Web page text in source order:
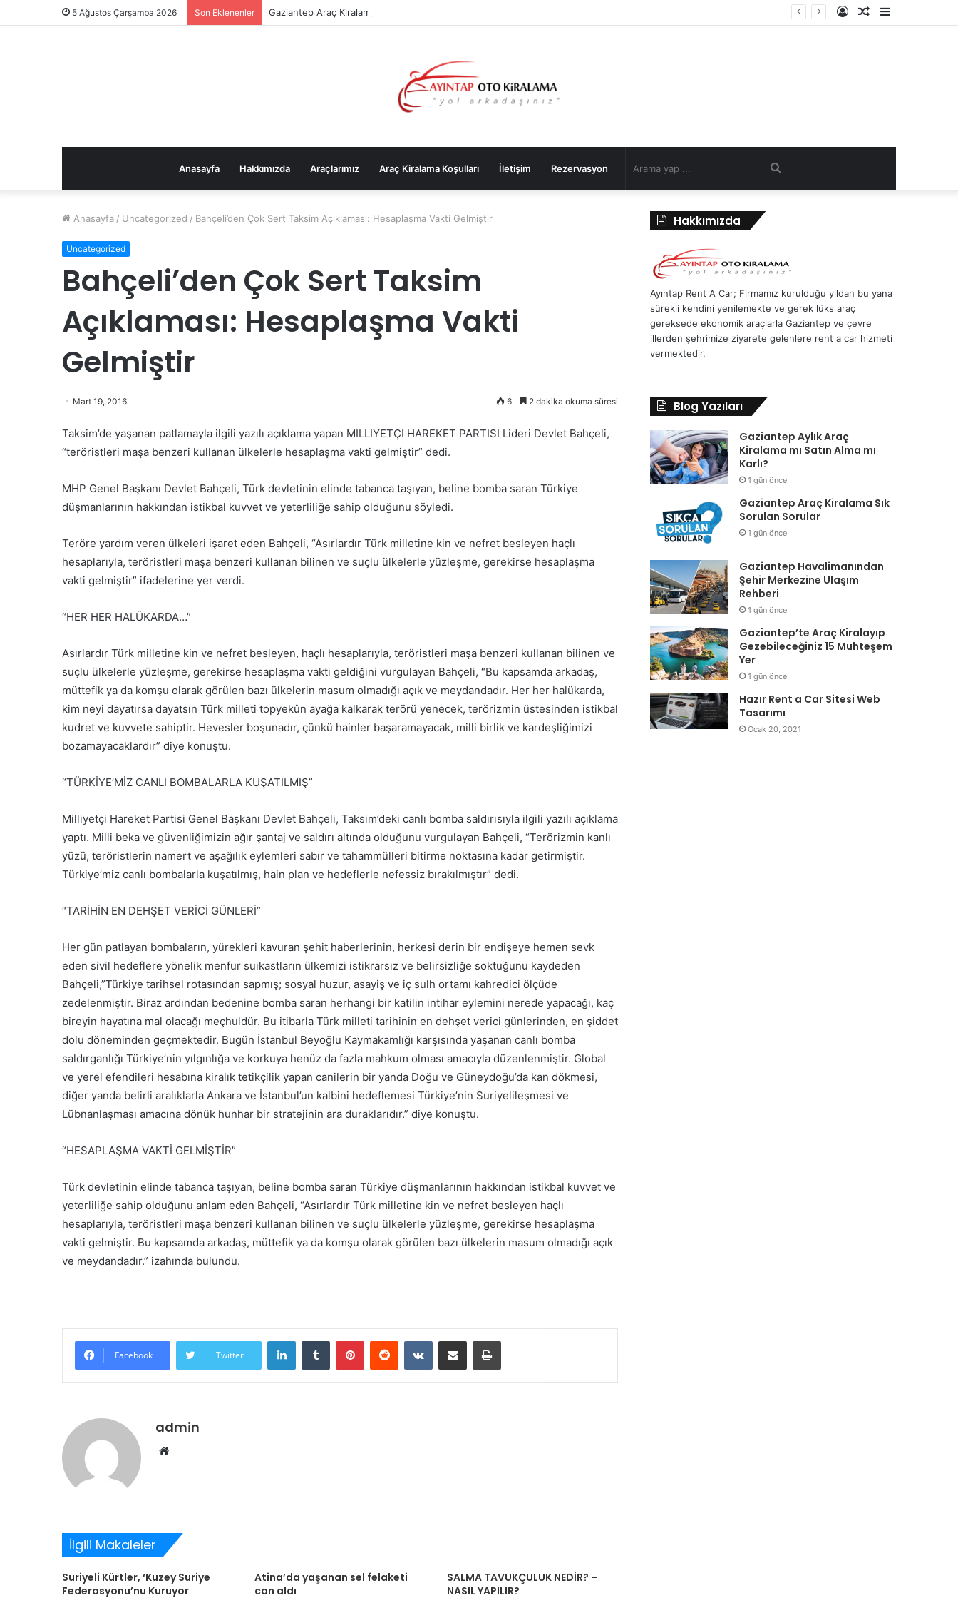
5 Ağustos Çarşamba 2026 Son Eklenenler Gaziantep Araç Kiralama Sık Sorulan Sorular
Kenar
Rastgele
Kayıt
Anasayfa Hakkımızda Araçlarımız Araç Kiralama Koşulları İletişim Rezervasyon Arama
Anasayfa / Uncategorized / Bahçeli’den Çok Sert Taksim Açıklaması: Hesaplaşma Vakti Gelmiştir
Uncategorized
Bahçeli’den Çok Sert Taksim
Açıklaması: Hesaplaşma Vakti
Gelmiştir
Mart 19, 2016 6 2 dakika okuma süresi
Taksim’de yaşanan patlamayla ilgili yazılı açıklama yapan MILLIYETÇI HAREKET PARTISI Lideri Devlet Bahçeli,
“teröristleri maşa benzeri kullanan ülkelerle hesaplaşma vakti gelmiştir” dedi.
MHP Genel Başkanı Devlet Bahçeli, Türk devletinin elinde tabanca taşıyan, beline bomba saran Türkiye
düşmanlarının hakkından istikbal kuvvet ve yeterliliğe sahip olduğunu söyledi.
Teröre yardım veren ülkeleri işaret eden Bahçeli, “Asırlardır Türk milletine kin ve nefret besleyen haçlı
hesaplarıyla, teröristleri maşa benzeri kullanan bilinen ve suçlu ülkelerle yüzleşme, gerekirse hesaplaşma
vakti gelmiştir” ifadelerine yer verdi.
“HER HER HALÜKARDA…”
Asırlardır Türk milletine kin ve nefret besleyen, haçlı hesaplarıyla, teröristleri maşa benzeri kullanan bilinen ve
suçlu ülkelerle yüzleşme, gerekirse hesaplaşma vakti geldiğini vurgulayan Bahçeli, “Bu kapsamda arkadaş,
müttefik ya da komşu olarak görülen bazı ülkelerin masum olmadığı açık ve meydandadır. Her her halükarda,
kim neyi dayatırsa dayatsın Türk milleti topyekûn ayağa kalkarak terörü yenecek, terörizmin üstesinden istikbal
kudret ve kuvvete sahiptir. Hevesler boşunadır, çünkü hainler başaramayacak, milli birlik ve kardeşliğimizi
bozamayacaklardır” diye konuştu.
“TÜRKİYE’MİZ CANLI BOMBALARLA KUŞATILMIŞ”
Milliyetçi Hareket Partisi Genel Başkanı Devlet Bahçeli, Taksim’deki canlı bomba saldırısıyla ilgili yazılı açıklama
yaptı. Milli beka ve güvenliğimizin ağır şantaj ve saldırı altında olduğunu vurgulayan Bahçeli, “Terörizmin kanlı
yüzü, teröristlerin namert ve aşağılık eylemleri sabır ve tahammülleri bitirme noktasına kadar getirmiştir.
Türkiye’miz canlı bombalarla kuşatılmış, hain plan ve hedeflerle nefessiz bırakılmıştır” dedi.
“TARİHİN EN DEHŞET VERİCİ GÜNLERİ”
Her gün patlayan bombaların, yürekleri kavuran şehit haberlerinin, herkesi derin bir endişeye hemen sevk
eden sivil hedeflere yönelik menfur suikastların ülkemizi istikrarsız ve belirsizliğe soktuğunu kaydeden
Bahçeli,”Türkiye tarihsel rotasından sapmış; sosyal huzur, asayiş ve iç sulh ortamı kahredici ölçüde
zedelenmiştir. Biraz ardından bedenine bomba saran herhangi bir katilin intihar eylemini nerede yapacağı, kaç
bireyin hayatına mal olacağı meçhuldür. Bu itibarla Türk milleti tarihinin en dehşet verici günlerinden, en şiddet
dolu döneminden geçmektedir. Bugün İstanbul Beyoğlu Kaymakamlığı karşısında yaşanan canlı bomba
saldırganlığı Türkiye’nin yılgınlığa ve korkuya henüz da fazla mahkum olması amacıyla düzenlenmiştir. Global
ve yerel efendileri hesabına kiralık tetikçilik yapan canilerin bir yanda Doğu ve Güneydoğu’da kan dökmesi,
diğer yanda belirli aralıklarla Ankara ve İstanbul’un kalbini hedeflemesi Türkiye’nin Suriyelileşmesi ve
Lübnanlaşması amacına dönük hunhar bir stratejinin ara duraklarıdır.” diye konuştu.
“HESAPLAŞMA VAKTİ GELMİŞTİR”
Türk devletinin elinde tabanca taşıyan, beline bomba saran Türkiye düşmanlarının hakkından istikbal kuvvet ve
yeterliliğe sahip olduğunu anlam eden Bahçeli, “Asırlardır Türk milletine kin ve nefret besleyen haçlı
hesaplarıyla, teröristleri maşa benzeri kullanan bilinen ve suçlu ülkelerle yüzleşme, gerekirse hesaplaşma
vakti gelmiştir. Bu kapsamda arkadaş, müttefik ya da komşu olarak görülen bazı ülkelerin masum olmadığı açık
ve meydandadır.” izahında bulundu.
Facebook Twitter
LinkedInTumblr PinterestReddit VKontakteE-Posta ile paylaş Yazdır
admin
Web
İlgili Makaleler
Suriyeli Kürtler, ‘Kuzey Suriye
Federasyonu’nu Kuruyor
Atina’da yaşanan sel felaketi
can aldı
SALMA TAVUKÇULUK NEDİR? –
NASIL YAPILIR?
Hakkımızda
Ayıntap Rent A Car; Firmamız kurulduğu yıldan bu yana
sürekli kendini yenilemekte ve gerek lüks araç
gereksede ekonomik araçlarla Gaziantep ve çevre
illerden şehrimize ziyarete gelenlere rent a car hizmeti
vermektedir.
Blog Yazıları
Gaziantep Aylık Araç
Kiralama mı Satın Alma mı
Karlı?
1 gün önce
Gaziantep Araç Kiralama Sık
Sorulan Sorular
1 gün önce
Gaziantep Havalimanından
Şehir Merkezine Ulaşım
Rehberi
1 gün önce
Gaziantep’te Araç Kiralayıp
Gezebileceğiniz 15 Muhteşem
Yer
1 gün önce
Hazır Rent a Car Sitesi Web
Tasarımı
Ocak 20, 2021